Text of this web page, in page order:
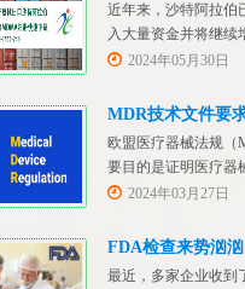
近年来，沙特阿拉伯
入大量资金并将继续
医疗设备制造商感兴
管要求，即他们必须
务，FDASUNGO全
块。F
2024年05月30日
欧盟医疗器械法规（
要目的是证明医疗器
要求。无论类别如何
有关技术文件的要求
2024年03月27日
最近，多家企业收到